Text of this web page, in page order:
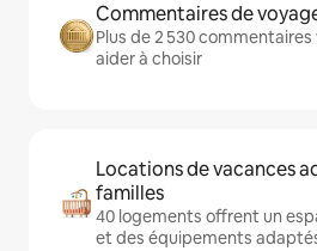
Commentaires de
Plus de 2 530
aider à choisir
Locations de vacances
familles
40 logements offrent un
et des équipements